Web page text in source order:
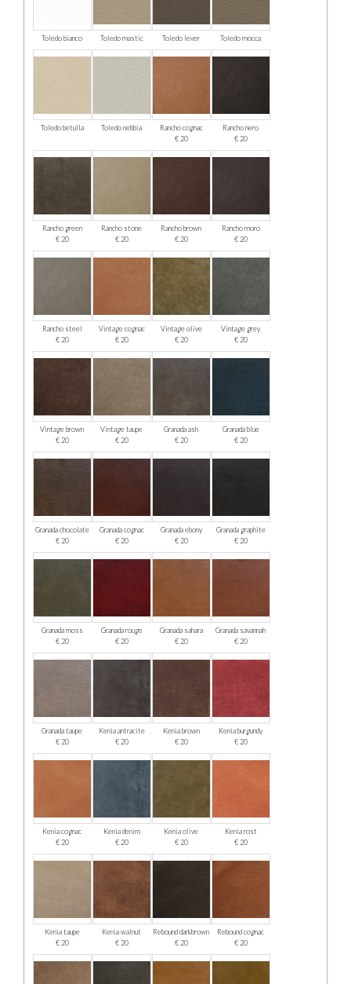
Toledo bianco Toledo mastic Toledo lever Toledo mocca
Toledo betulla Toledo nebbia
Rancho cognac
€ 20
Rancho nero
€ 20
Rancho green
€ 20
Rancho stone
€ 20
Rancho brown
€ 20
Rancho moro
€ 20
Rancho steel
€ 20
Vintage cognac
€ 20
Vintage olive
€ 20
Vintage grey
€ 20
Vintage brown
€ 20
Vintage taupe
€ 20
Granada ash
€ 20
Granada blue
€ 20
Granada chocolate
€ 20
Granada cognac
€ 20
Granada ebony
€ 20
Granada graphite
€ 20
Granada moss
€ 20
Granada rouge
€ 20
Granada sahara
€ 20
Granada savannah
€ 20
Granada taupe
€ 20
Kenia antracite
€ 20
Kenia brown
€ 20
Kenia burgundy
€ 20
Kenia cognac
€ 20
Kenia denim
€ 20
Kenia olive
€ 20
Kenia rost
€ 20
Kenia taupe
€ 20
Kenia walnut
€ 20
Rebound darkbrown
€ 20
Rebound cognac
€ 20